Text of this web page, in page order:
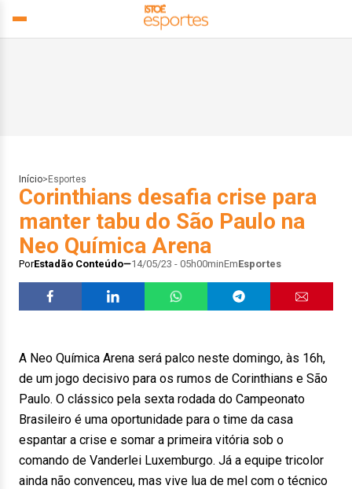
Início> Esportes
Corinthians desafia crise para
manter tabu do São Paulo na
Neo Química Arena
PorEstadão Conteúdo 14/05/23 - 05h00minEmEsportes
A Neo Química Arena será palco neste domingo, às 16h,
de um jogo decisivo para os rumos de Corinthians e São
Paulo. O clássico pela sexta rodada do Campeonato
Brasileiro é uma oportunidade para o time da casa
espantar a crise e somar a primeira vitória sob o
comando de Vanderlei Luxemburgo. Já a equipe tricolor
ainda não convenceu, mas vive lua de mel com o técnico